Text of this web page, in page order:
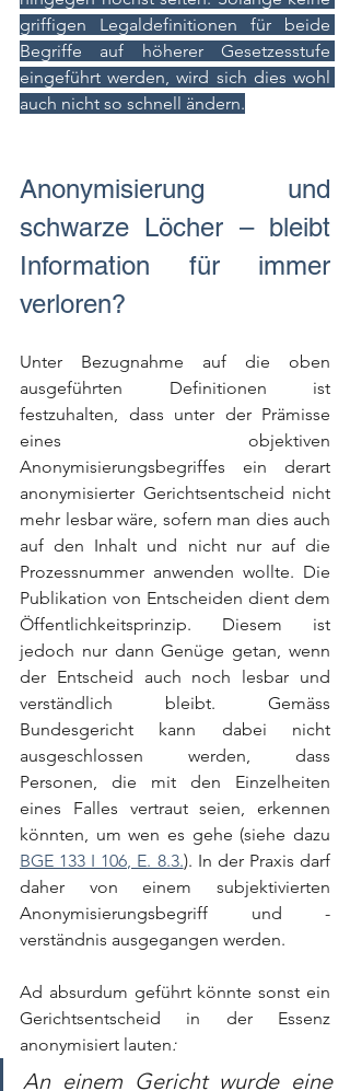
griffigen Legaldefinitionen für beide
Begriffe auf höherer Gesetzesstufe
eingeführt werden, wird sich dies wohl
auch nicht so schnell ändern.
Anonymisierung und
schwarze Löcher – bleibt
Information für immer
verloren?
Unter Bezugnahme auf die oben
ausgeführten Definitionen ist
festzuhalten, dass unter der Prämisse
eines objektiven
Anonymisierungsbegriffes ein derart
anonymisierter Gerichtsentscheid nicht
mehr lesbar wäre, sofern man dies auch
auf den Inhalt und nicht nur auf die
Prozessnummer anwenden wollte. Die
Publikation von Entscheiden dient dem
Öffentlichkeitsprinzip. Diesem ist
jedoch nur dann Genüge getan, wenn
der Entscheid auch noch lesbar und
verständlich bleibt. Gemäss
Bundesgericht kann dabei nicht
ausgeschlossen werden, dass
Personen, die mit den Einzelheiten
eines Falles vertraut seien, erkennen
BGE 133 I 106, E. 8.3.). In der Praxis darf
daher von einem subjektivierten
Anonymisierungsbegriff und -
verständnis ausgegangen werden.
Ad absurdum geführt könnte sonst ein
Gerichtsentscheid in der Essenz
anonymisiert lauten:
An einem Gericht wurde eine